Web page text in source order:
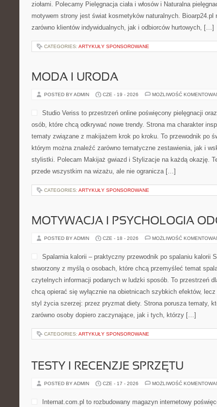
ziołami. Polecamy Pielęgnacja ciała i włosów i Naturalna
motywem strony jest świat kosmetyków naturalnych. Bioarp24.pl
zarówno klientów indywidualnych, jak i odbiorców hurtowych, […]
CATEGORIES: ARTYKUŁY SPONSOROWANE
MODA I URODA
POSTED BY ADMIN CZE - 19 - 2026 MOŻLIWOŚĆ
Studio Veriss to przestrzeń online poświęcony pielęgnacji
osób, które chcą odkrywać nowe trendy. Strona ma charakter
tematy związane z makijażem krok po kroku. To przewodnik po
którym można znaleźć zarówno tematyczne zestawienia, jak i
stylistki. Polecam Makijaż gwiazd i Stylizacje na każdą okazję.
przede wszystkim na wizażu, ale nie ogranicza […]
CATEGORIES: ARTYKUŁY SPONSOROWANE
MOTYWACJA I PSYCHOLOGIA
POSTED BY ADMIN CZE - 18 - 2026 MOŻLIWOŚĆ
Spalarnia kalorii – praktyczny przewodnik po spalaniu kalorii
stworzony z myślą o osobach, które chcą przemyśleć temat
czytelnych informacji podanych w ludzki sposób. To przestrzeń
chcą opierać się wyłącznie na obietnicach szybkich efektów,
styl życia szerzej: przez pryzmat diety. Strona porusza tematy,
zarówno osoby dopiero zaczynające, jak i tych, którzy […]
CATEGORIES: ARTYKUŁY SPONSOROWANE
TESTY I RECENZJE SPRZĘTU
POSTED BY ADMIN CZE - 17 - 2026 MOŻLIWOŚĆ
Internat.com.pl to rozbudowany magazyn internetowy